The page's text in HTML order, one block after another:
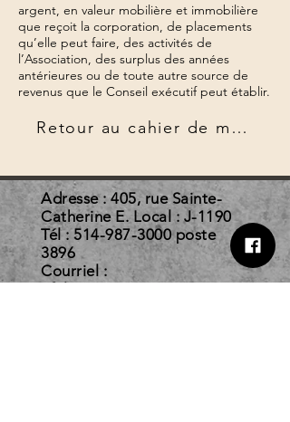
argent, en valeur mobilière et immobilière
que reçoit la corporation, de placements
qu’elle peut faire, des activités de
l’Association, des surplus des années
antérieures ou de toute autre source de
revenus que le Conseil exécutif peut établir.
Retour au cahier de mandats
Adresse : 405, rue Sainte-
Catherine E. Local : J-1190
Tél :514-987-3000poste
3896
Courriel :